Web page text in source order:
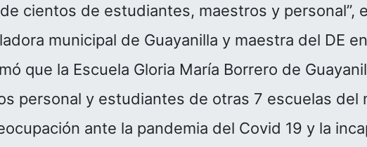
cientos de estudiantes, maestros y personal”,
municipal de Guayanilla y maestra del DE
que la Escuela Gloria María Borrero de
personal y estudiantes de otras 7 escuelas del
ante la pandemia del Covid 19 y la